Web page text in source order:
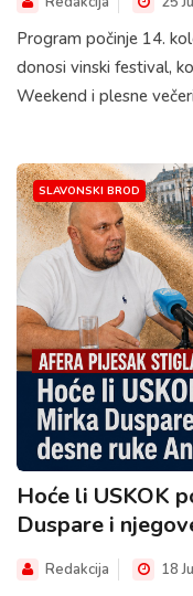
Program počinje 14.
donosi vinski festival,
Weekend i plesne večeri
SLAVONSKI BROD
Hoće li USKOK
Duspare i
Redakcija 18